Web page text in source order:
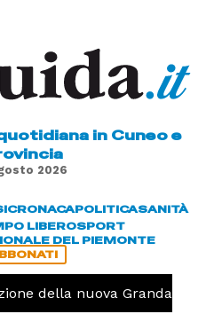
in Cuneo e
2026
CRONACAPOLITICASANITÀ
LIBEROSPORT
DEL PIEMONTE
della nuova Granda Volley